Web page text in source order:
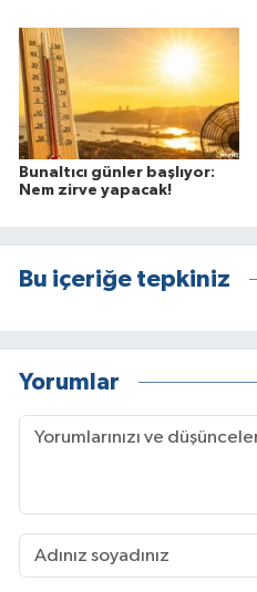
Bunaltıcı günler başlıyor:
Nem zirve yapacak!
Bu içeriğe tepkiniz
Yorumlar